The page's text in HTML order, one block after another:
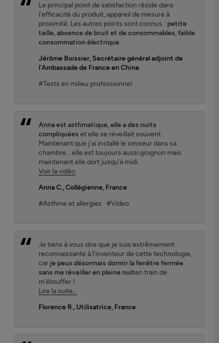
Le principal point de satisfaction réside dans
l'efficacité du produit, appareil de mesure à
proximité. Les autres points sont connus : petite
taille, absence de bruit et de consommables, faible
consommation électrique.
Jérôme Boissier, Secrétaire général adjoint de
l'Ambassade de France en Chine
#Tests en milieu professionnel
Anna est asthmatique, elle a des nuits
compliquées et elle se réveillait souvent.
Maintenant que j'ai installé le ioniseur dans sa
chambre... elle est toujours aussi grognon mais
maintenant elle dort jusqu'à midi.
Voir la vidéo
Anna C., Collégienne, France
#Asthme et allergies
#Video
Je tiens à vous dire que je suis extrêmement
reconnaissante à l'inventeur de cette technologie,
car je peux désormais dormir la fenêtre fermée
sans me réveiller en pleine nuiten train de
m'étouffer !
Lire la suite...
Florence R., Utilisatrice, France